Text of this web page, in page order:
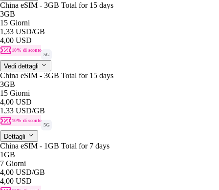
China eSIM - 3GB Total for 15 days
3GB
15 Giorni
1,33 USD/GB
4,00 USD
10% di sconto
5G
Vedi dettagli
China eSIM - 3GB Total for 15 days
3GB
15 Giorni
4,00 USD
1,33 USD/GB
10% di sconto
5G
Dettagli
China eSIM - 1GB Total for 7 days
1GB
7 Giorni
4,00 USD/GB
4,00 USD